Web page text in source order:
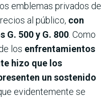
emblemas privados de
al público, con
G. 500 y G. 800. Como
los enfrentamientos
hizo que los
un sostenido
evidentemente se